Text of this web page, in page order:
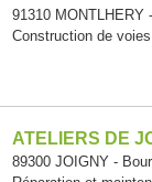
91310 MONTLHERY
Construction de
ATELIERS DE
89300 JOIGNY -